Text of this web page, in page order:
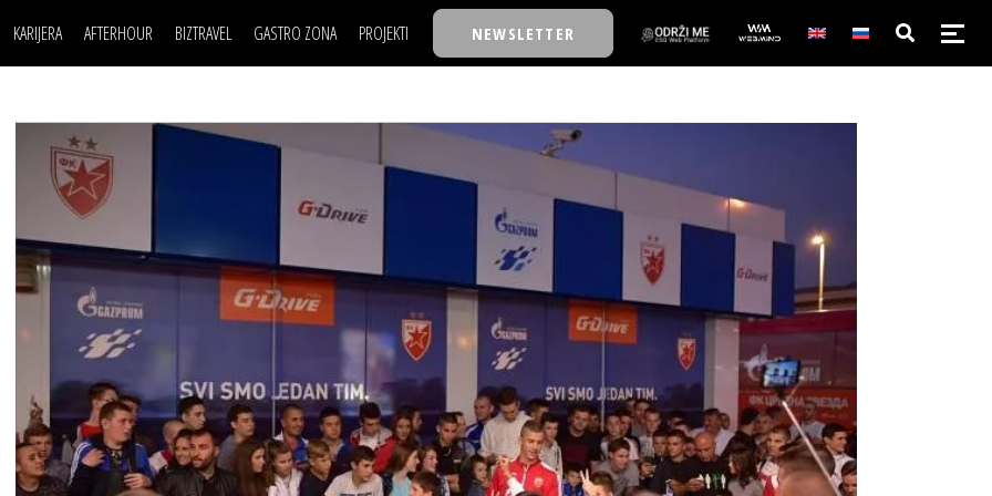
KARIJERA
LJUDI (HR)
MOJ UGAO
USAVRŠAVANJE
KNOW-HOW
AFTERHOUR
AUTO SVET
WELLBEING
BIZTRAVEL GASTRO ZONA PROJEKTI
BACK TO OFFICE/SCHOOL
BIZBENDOVI
BIZKOLEGIJUM
BMW BIZNIS LIGA
BIZLIFE WEEK
IZJAVA GODINE
NEWSLETTER
POSAO
MOJ UGAO
USAVRŠAVANJE
KNOW-HOW
FILM I SCENA
AUTO SVET
STIL
WELLBEING
NAJKOLEGA
30 ISPOD 30
BACK TO OFFICE/SCHOOL
BIZBENDOVI
BMW BIZNIS LIGA
BIZLIFE WEEK
IZJAVA GODINE